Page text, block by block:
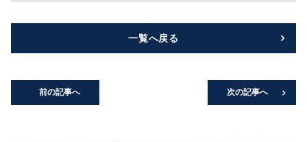
一覧へ戻る
前の記事へ 次の記事へ